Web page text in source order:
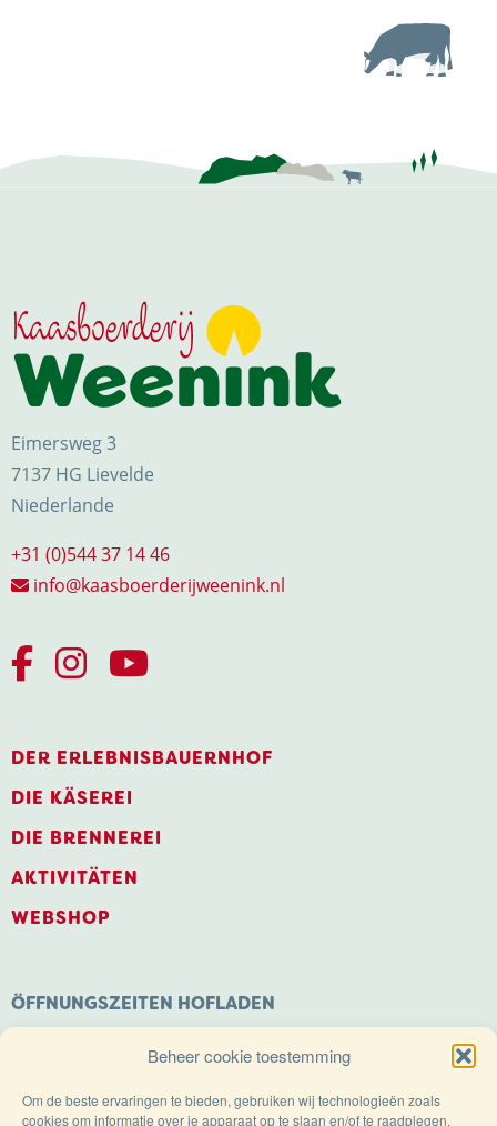
Beheer cookie toestemming
Om de beste ervaringen te bieden, gebruiken wij technologieën zoals
cookies om informatie over je apparaat op te slaan en/of te raadplegen.
Eimersweg 3
7137 HG Lievelde
Niederlande
+31 (0)544 37 14 46
info@kaasboerderijweenink.nl
DER ERLEBNISBAUERNHOF
DIE KÄSEREI
DIE BRENNEREI
AKTIVITÄTEN
WEBSHOP
ÖFFNUNGSZEITEN HOFLADEN
Dienstag bis Samstag: 9.00 – 18.00 Uhr
Sonntags geöffnet von: 11.00 – 18.00 Uhr